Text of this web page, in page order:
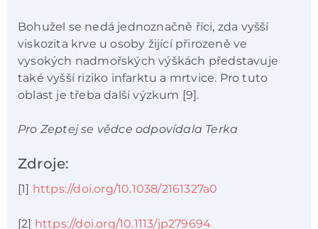
Bohužel se nedá jednoznačně říci, zda vyšší
viskozita krve u osoby žijící přirozeně ve
vysokých nadmořských výškách představuje
také vyšší riziko infarktu a mrtvice. Pro tuto
oblast je třeba další výzkum [9].
Pro Zeptej se vědce odpovídala Terka
Zdroje:
[1] https://doi.org/10.1038/2161327a0
[2] https://doi.org/10.1113/jp279694